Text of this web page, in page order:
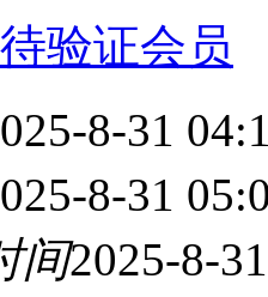
验证会员
8-31
8-31
间2025-8-